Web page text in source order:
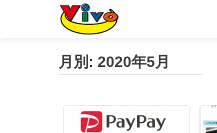
月別: 2020年5月